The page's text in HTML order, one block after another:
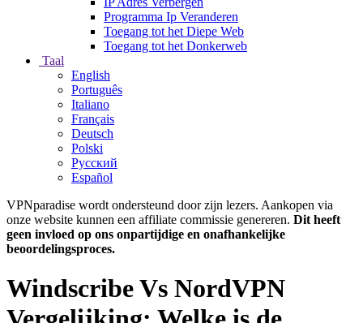
Programma Ip Veranderen
Toegang tot het Diepe Web
Toegang tot het Donkerweb
Taal
English
Português
Italiano
Français
Deutsch
Polski
Русский
Español
VPNparadise wordt ondersteund door zijn lezers. Aankopen via
onze website kunnen een affiliate commissie genereren. Dit heeft
geen invloed op ons onpartijdige en onafhankelijke
beoordelingsproces.
Windscribe Vs NordVPN